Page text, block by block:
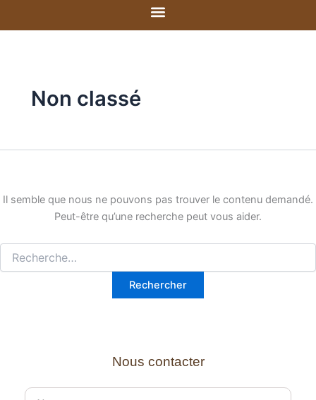
Non classé
Il semble que nous ne pouvons pas trouver le contenu demandé.
Peut-être qu’une recherche peut vous aider.
Nous contacter